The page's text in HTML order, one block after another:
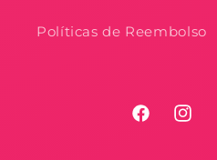
Políticas de Reembolso
Facebook